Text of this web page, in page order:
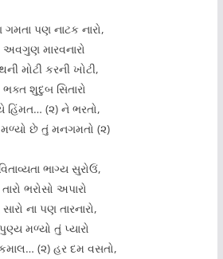
પણ નાટક નારો,
અવગુણ મારવનારો
મોટી કરની ખોટી,
ભક્ત શુદુબ સિતારો
હિંમત… (૨) ને ભરતો,
છે તું મનગમતો (૨)
ભાગ્ય સુરોઉં,
તારો ભરોસો અપારો
ના પણ તારનારો,
પુણ્ય મળ્યો તું પ્યારો
(૨) હર દમ વસતો,